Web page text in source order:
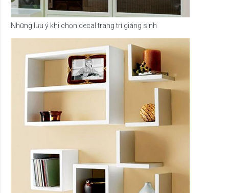
Những lưu ý khi chọn decal trang trí giáng sinh